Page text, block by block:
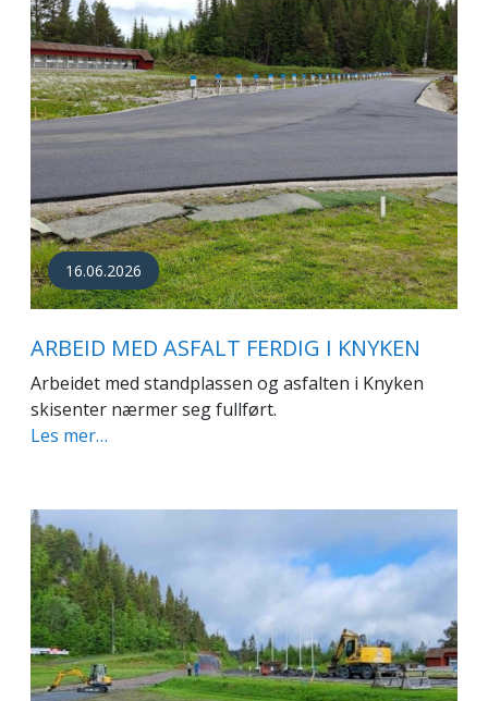
16.06.2026
ARBEID MED ASFALT FERDIG I KNYKEN
Arbeidet med standplassen og asfalten i Knyken
skisenter nærmer seg fullført.
Les mer…